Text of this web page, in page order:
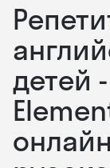
детей
Skysmart